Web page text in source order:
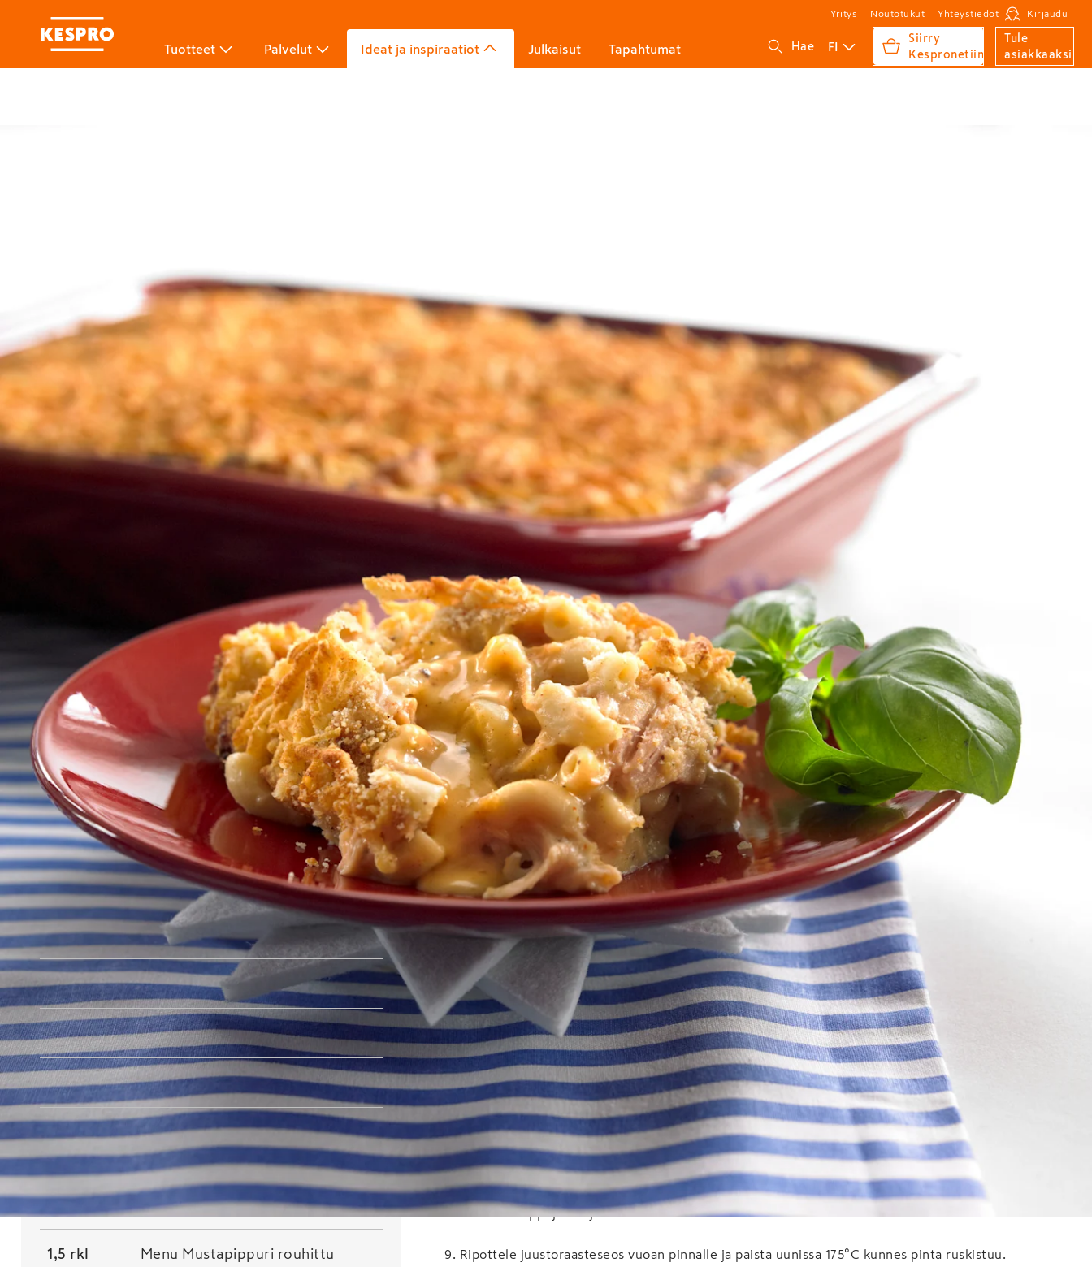
Yritys Noutotukut Yhteystiedot Kirjaudu
Tuotteet Palvelut Ideat ja inspiraatiot Julkaisut Tapahtumat Hae FI
Siirry
Kespronetiin
Tule
asiakkaaksi
Turkey Mac & cheese
JULKAISTU
31.5.2017
Ainekset
1,00 kg Menu Pulled turkey
2,50 l Menu Makaroni
0,30 l Menu Kasvimargariini
0,25 l Menu Vehnäjauho
Menu Täysmaito
1,00 kg
Menu Mozzarella-edam
juustoraaste
1,5 rkl Menu Mustapippuri rouhittu
Valmistus
1. Keitä makaronit suolavedessä ja huuhtele hyvin.
Sulata margariini ja lisää jauho sekaan. Anna kypsyä.
3.Lisää lämmitetty maito tasaisesti sekoittaen rasvaseokseen. Keitä kypsäksi.
4.Lisää mozzarella-edam raaste kastikkeeseen ja anna sulaa hyvin.
5.Mausta kastike muskotilla, pippurilla, paprikalla ja tarvittaessa suolalla.
Sekoita pulled turkey vuoassa makaronien kanssa.
7.Kaada kuuma kastike makaronien päälle.
8 Sekoita korppujauho ja emmentalraaste keskenään.
9 Ripottele juustoraasteseos vuoan pinnalle ja paista uunissa 175°C kunnes pinta ruskistuu.